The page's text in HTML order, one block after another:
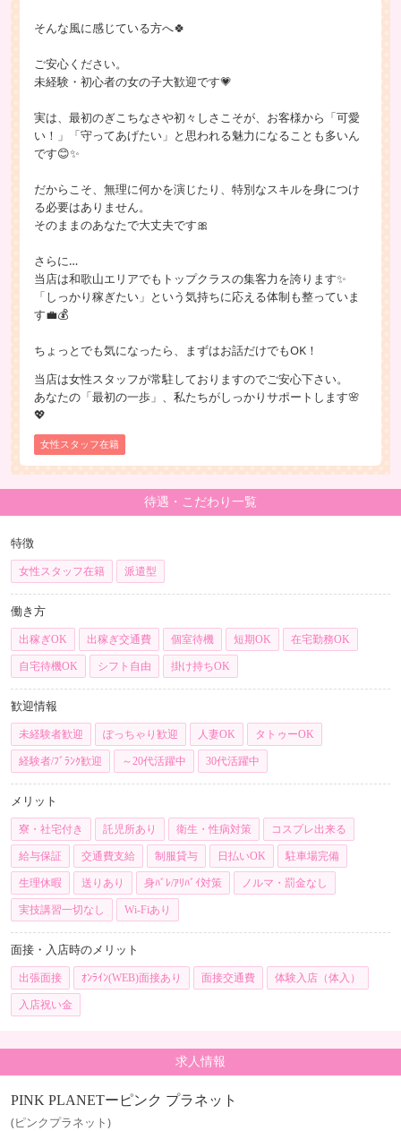
そんな風に感じている方へ🍀
ご安心ください。
未経験・初心者の女の子大歓迎です💗
実は、最初のぎこちなさや初々しさこそが、お客様から「可愛
い！」「守ってあげたい」と思われる魅力になることも多いん
です😊✨
だからこそ、無理に何かを演じたり、特別なスキルを身につけ
る必要はありません。
そのままのあなたで大丈夫です🎀
さらに…
当店は和歌山エリアでもトップクラスの集客力を誇ります✨
「しっかり稼ぎたい」という気持ちに応える体制も整っていま
す💼💰
ちょっとでも気になったら、まずはお話だけでもOK！
当店は女性スタッフが常駐しておりますのでご安心下さい。
あなたの「最初の一歩」、私たちがしっかりサポートします🌸
💖
女性スタッフ在籍
待遇・こだわり一覧
特徴
女性スタッフ在籍 派遣型
働き方
出稼ぎOK 出稼ぎ交通費 個室待機 短期OK 在宅勤務OK
自宅待機OK シフト自由 掛け持ちOK
歓迎情報
未経験者歓迎 ぽっちゃり歓迎 人妻OK タトゥーOK
経験者/ﾌﾞﾗﾝｸ歓迎 ～20代活躍中 30代活躍中
メリット
寮・社宅付き 託児所あり 衛生・性病対策 コスプレ出来る
給与保証 交通費支給 制服貸与 日払いOK 駐車場完備
生理休暇 送りあり 身ﾊﾞﾚ/ｱﾘﾊﾞｲ対策 ノルマ・罰金なし
実技講習一切なし Wi-Fiあり
面接・入店時のメリット
出張面接 ｵﾝﾗｲﾝ(WEB)面接あり 面接交通費 体験入店（体入）
入店祝い金
求人情報
PINK PLANETーピンク プラネット
(ピンクプラネット)